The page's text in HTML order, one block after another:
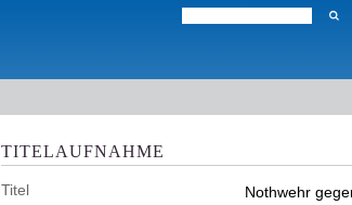
TITELAUFNAHME
Titel Nothwehr